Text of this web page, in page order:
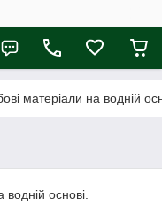
матеріали на водній
основі.